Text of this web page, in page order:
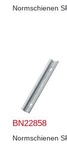
Normschienen
BN22858
Normschienen